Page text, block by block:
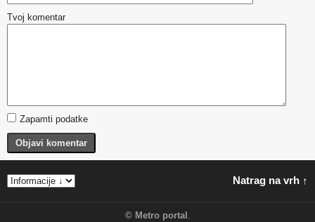
Tvoj komentar
Zapamti podatke
Objavi komentar
Natrag na vrh ↑
© Metro portal .